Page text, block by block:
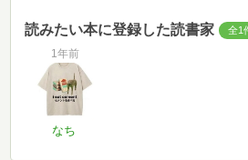
読みたい本に登録した読書家 全1
1年前
なち